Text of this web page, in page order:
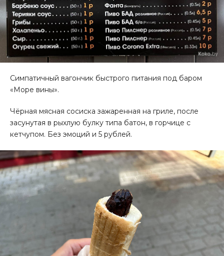
Симпатичный вагончик быстрого питания под баром
«Море вины».
Чёрная мясная сосиска зажаренная на гриле, после
засунутая в рыхлую булку типа батон, в горчице с
кетчупом. Без эмоций и 5 рублей.